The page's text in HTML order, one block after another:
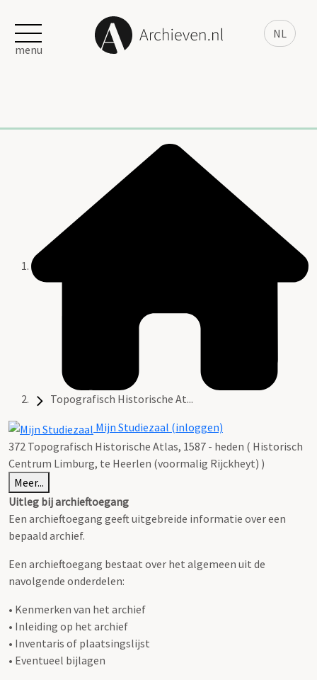
NL
menu
Topografisch Historische At...
Mijn Studiezaal (inloggen)
372 Topografisch Historische Atlas, 1587 - heden ( Historisch
Centrum Limburg, te Heerlen (voormalig Rijckheyt) )
Meer...
Uitleg bij archieftoegang
Een archieftoegang geeft uitgebreide informatie over een
bepaald archief.
Een archieftoegang bestaat over het algemeen uit de
navolgende onderdelen:
• Kenmerken van het archief
• Inleiding op het archief
• Inventaris of plaatsingslijst
• Eventueel bijlagen